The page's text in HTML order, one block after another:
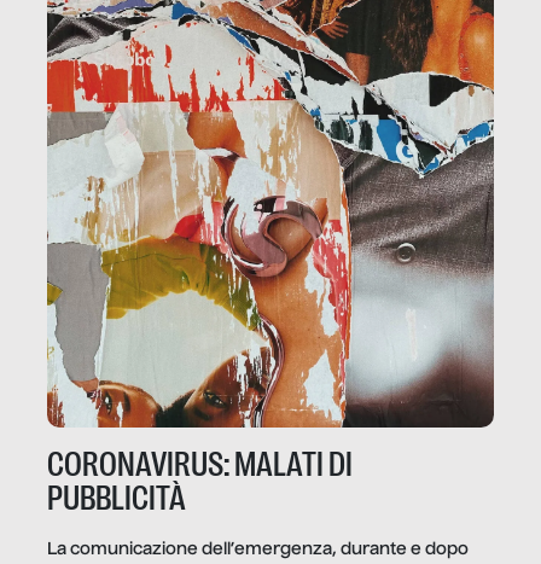
CORONAVIRUS: MALATI DI
PUBBLICITÀ
La comunicazione dell’emergenza, durante e dopo